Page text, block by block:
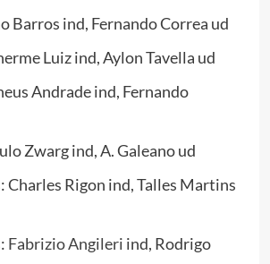
Barros ind, Fernando Correa ud
Luiz ind, Aylon Tavella ud
Andrade ind, Fernando
Zwarg ind, A. Galeano ud
Charles Rigon ind, Talles Martins
Fabrizio Angileri ind, Rodrigo